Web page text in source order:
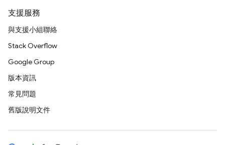
支援服務
與支援小組聯絡
Stack Overflow
Google Group
版本資訊
常見問題
舊版說明文件